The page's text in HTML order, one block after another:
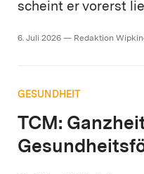
scheint er vorerst
6. Juli 2026 — Redaktion
GESUNDHEIT
TCM: